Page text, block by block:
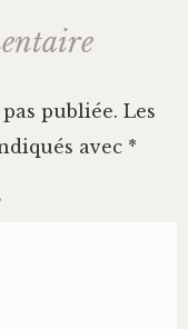
publiée. Les
avec *